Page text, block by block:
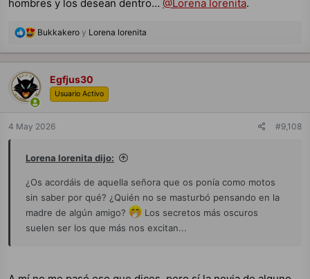
hombres y los desean dentro… @Lorena lorenita.
R
a
c
c
i
o
n
s
Bukkakero y Lorena lorenita
Egfjus30
Usuario Activo
4 May 2026 #9,108
Lorena lorenita dijo:
¿Os acordáis de aquella señora que os ponía como motos
sin saber por qué? ¿Quién no se masturbó pensando en la
madre de algún amigo?
Los secretos más oscuros
suelen ser los que más nos excitan...